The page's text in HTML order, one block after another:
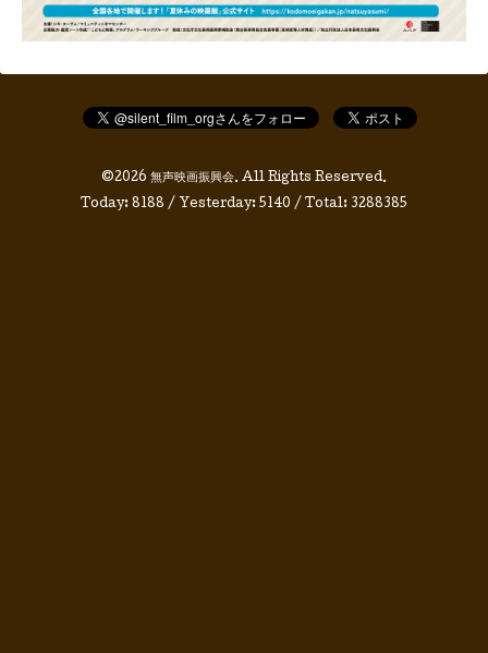
©2026 無声映画振興会. All Rights Reserved.
Today: 8188 / Yesterday: 5140 / Total: 3288385